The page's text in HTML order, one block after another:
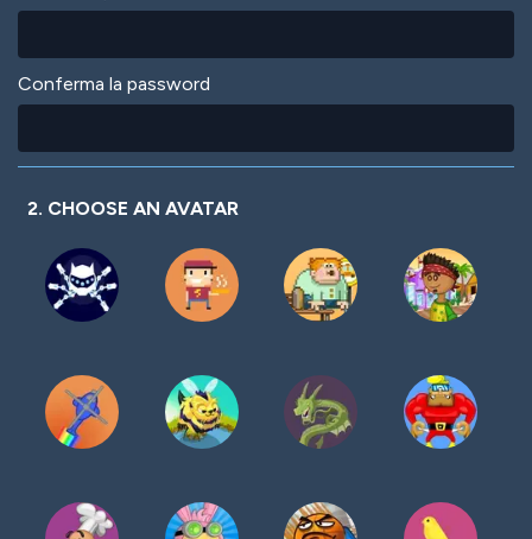
Conferma la password
2. CHOOSE AN AVATAR